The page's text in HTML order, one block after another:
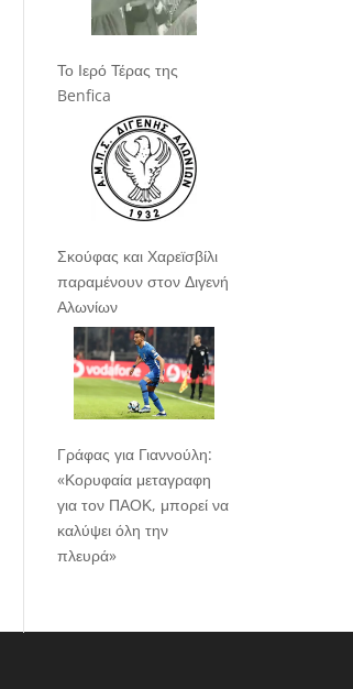
Το Ιερό Τέρας της
Benfica
Σκούφας και Χαρεϊσβίλι
παραμένουν στον Διγενή
Αλωνίων
Γράφας για Γιαννούλη:
«Κορυφαία μεταγραφη
για τον ΠΑΟΚ, μπορεί να
καλύψει όλη την
πλευρά»